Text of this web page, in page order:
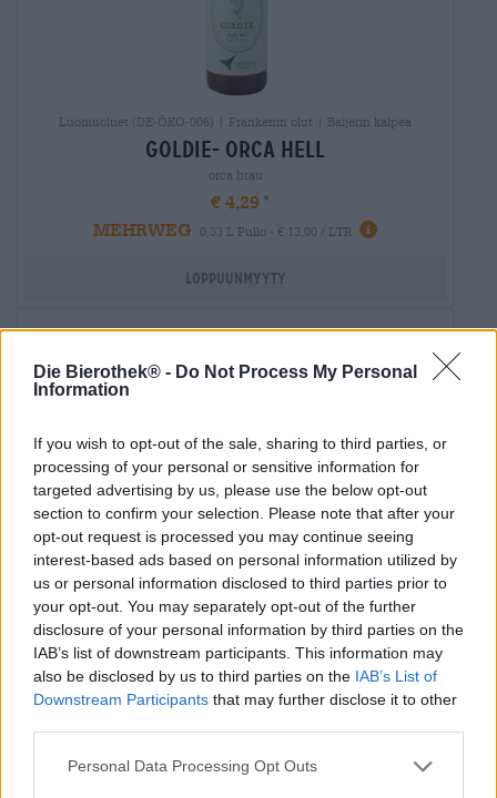
Die Bierothek® - Do Not Process My Personal
Information
If you wish to opt-out of the sale, sharing to third parties, or
processing of your personal or sensitive information for
targeted advertising by us, please use the below opt-out
section to confirm your selection. Please note that after your
opt-out request is processed you may continue seeing
interest-based ads based on personal information utilized by
us or personal information disclosed to third parties prior to
your opt-out. You may separately opt-out of the further
disclosure of your personal information by third parties on the
IAB’s list of downstream participants. This information may
also be disclosed by us to third parties on the IAB’s List of
Downstream Participants that may further disclose it to other
Personal Data Processing Opt Outs
Luomuoluet (DE-ÖKO-006) | Frankenin olut | Baijerin kalpea
goldie- orca hell
orca brau
€ 4,29
MEHRWEG
0,33 L Pullo - € 13,00 / LTR
Loppuunmyyty
Muut tyylit | Luomuoluet (DE-ÖKO-006) | Tumma ja musta olut |
Frucht- | Kräuter- | Und gewürzbiere
bière d’hiver
Blue Coast
€ 5,79
EINWEG
0,33 L Pullo - € 17,55 / LTR